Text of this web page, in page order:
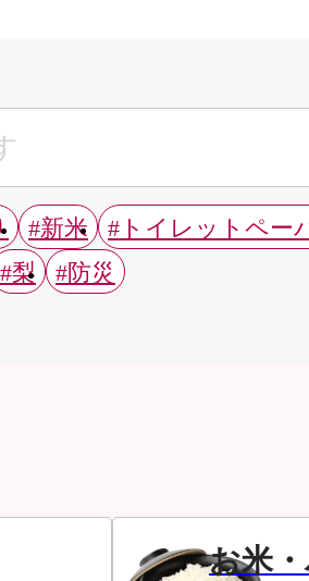
#新米 #トイレットペー
#梨 #防災
お米